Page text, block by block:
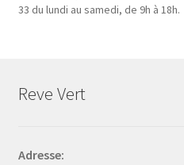
33 du lundi au samedi, de 9h à 18h.
Reve Vert
Adresse: